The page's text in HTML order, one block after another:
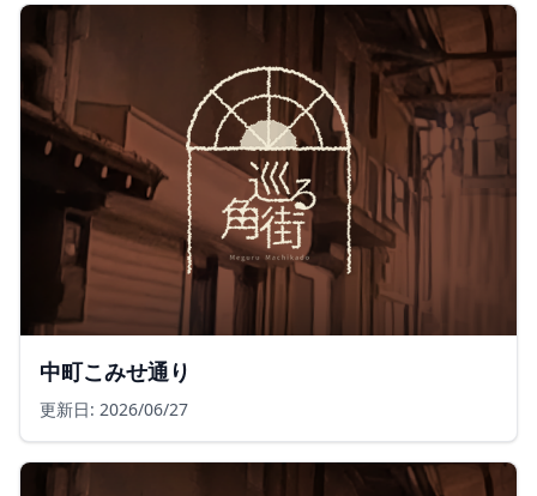
中町こみせ通り
更新日: 2026/06/27